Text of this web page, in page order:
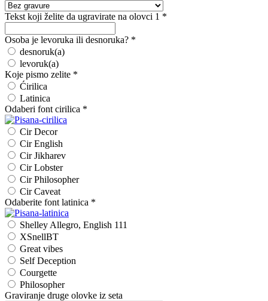
Tekst koji želite da ugravirate na olovci 1 *
Osoba je levoruka ili desnoruka? *
desnoruk(a)
levoruk(a)
Koje pismo zelite *
Ćirilica
Latinica
Odaberi font cirilica *
Cir Decor
Cir English
Cir Jikharev
Cir Lobster
Cir Philosopher
Cir Caveat
Odaberite font latinica *
Shelley Allegro, English 111
XSnellBT
Great vibes
Self Deception
Courgette
Philosopher
Graviranje druge olovke iz seta